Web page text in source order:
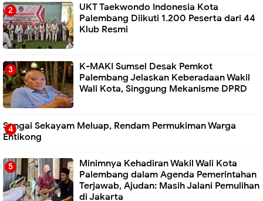
UKT Taekwondo Indonesia Kota
Palembang Diikuti 1.200 Peserta dari 44
Klub Resmi
K-MAKI Sumsel Desak Pemkot
Palembang Jelaskan Keberadaan Wakil
Wali Kota, Singgung Mekanisme DPRD
Sungai Sekayam Meluap, Rendam Permukiman Warga
Entikong
Minimnya Kehadiran Wakil Wali Kota
Palembang dalam Agenda Pemerintahan
Terjawab, Ajudan: Masih Jalani Pemulihan
di Jakarta